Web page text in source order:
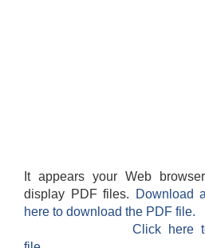
It appears your Web
display PDF files.
Download
here to download the PDF file.
Click here